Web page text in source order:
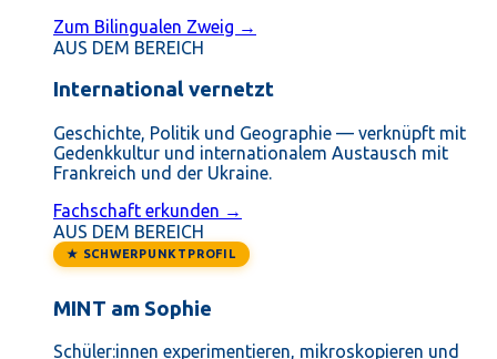
Zum Bilingualen Zweig →
AUS DEM BEREICH
International vernetzt
Geschichte, Politik und Geographie — verknüpft mit
Gedenkkultur und internationalem Austausch mit
Frankreich und der Ukraine.
Fachschaft erkunden →
AUS DEM BEREICH
★ SCHWERPUNKTPROFIL
MINT am Sophie
Schüler:innen experimentieren, mikroskopieren und